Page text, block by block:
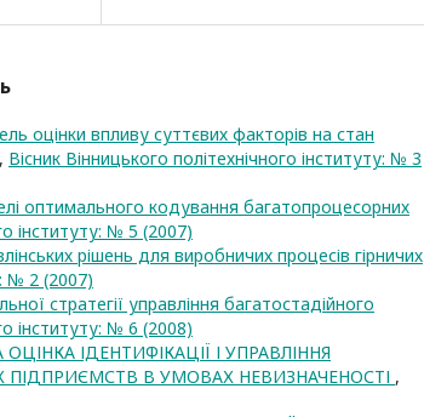
оцінки впливу суттєвих факторів на стан
, Вісник Вінницького політехнічного інституту: № 3
оптимального кодування багатопроцесорних
інституту: № 5 (2007)
рішень для виробничих процесів гірничих
№ 2 (2007)
стратегії управління багатостадійного
інституту: № 6 (2008)
ІДЕНТИФІКАЦІЇ І УПРАВЛІННЯ
В УМОВАХ НЕВИЗНАЧЕНОСТІ ,